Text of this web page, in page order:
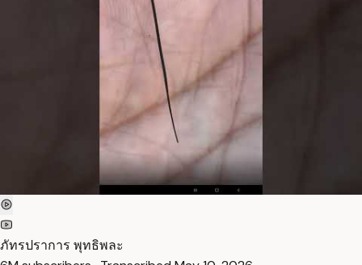
ภัทรปราการ พุทธิพละ